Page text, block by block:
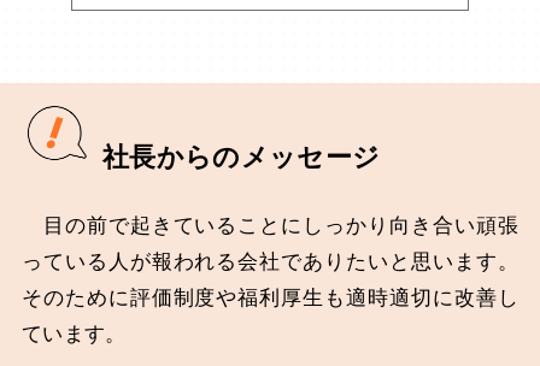
社長からのメッセージ
目の前で起きていることにしっかり向き合い頑張
っている人が報われる会社でありたいと思います。
そのために評価制度や福利厚生も適時適切に改善し
ています。